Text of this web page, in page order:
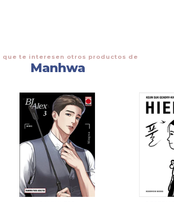
que te interesen otros productos de
Manhwa